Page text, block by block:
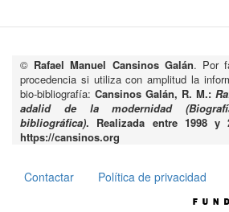
© Rafael Manuel Cansinos Galán. Por
procedencia si utiliza con amplitud la
bio-bibliografía: Cansinos Galán, R. M.:
adalid de la modernidad
bibliográfica). Realizada entre 1998 y
https://cansinos.org
Pie
Contactar Política de privacidad